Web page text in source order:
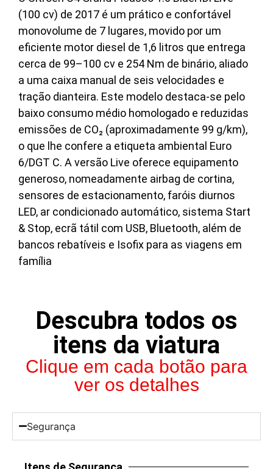
(100 cv) de 2017 é um prático e confortável
monovolume de 7 lugares, movido por um
eficiente motor diesel de 1,6 litros que entrega
cerca de 99–100 cv e 254 Nm de binário, aliado
a uma caixa manual de seis velocidades e
tração dianteira. Este modelo destaca-se pelo
baixo consumo médio homologado e reduzidas
emissões de CO₂ (aproximadamente 99 g/km),
o que lhe confere a etiqueta ambiental Euro
6/DGT C. A versão Live oferece equipamento
generoso, nomeadamente airbag de cortina,
sensores de estacionamento, faróis diurnos
LED, ar condicionado automático, sistema Start
& Stop, ecrã tátil com USB, Bluetooth, além de
bancos rebatíveis e Isofix para as viagens em
família
Descubra todos os
itens da viatura
Clique em cada botão para
ver os detalhes
Segurança